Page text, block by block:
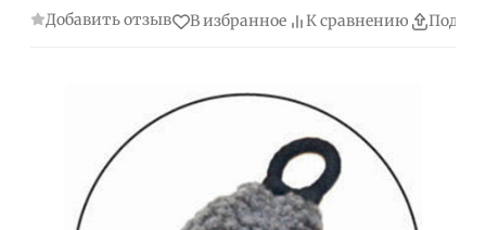
Добавить отзыв В избранное К сравнению